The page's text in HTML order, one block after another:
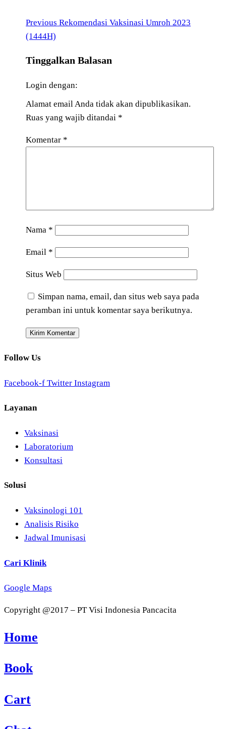
Navigasi
pos
Previous
Post
Previous Rekomendasi Vaksinasi Umroh 2023
(1444H)
Tinggalkan Balasan
Login dengan:
Alamat email Anda tidak akan dipublikasikan.
Ruas yang wajib ditandai *
Komentar *
Nama *
Email *
Situs Web
Simpan nama, email, dan situs web saya pada
peramban ini untuk komentar saya berikutnya.
Follow Us
Facebook-f Twitter Instagram
Layanan
Vaksinasi
Laboratorium
Konsultasi
Solusi
Vaksinologi 101
Analisis Risiko
Jadwal Imunisasi
Cari Klinik
Google Maps
Copyright @2017 – PT Visi Indonesia Pancacita
Home
Book
Cart